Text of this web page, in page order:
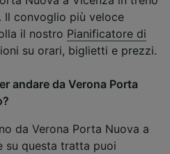
Il convoglio più veloce
il nostro Pianificatore di
su orari, biglietti e prezzi.
andare da Verona Porta
da Verona Porta Nuova a
su questa tratta puoi